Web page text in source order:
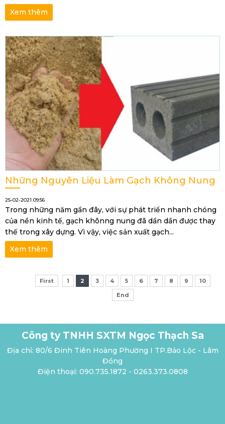
Xem thêm
Những Nguyên Liệu Làm Gạch Không Nung
25-02-2021 09:56
Trong những năm gần đây, với sự phát triển nhanh chóng
của nền kinh tế, gạch khônng nung đã dần dần được thay
thế trong xây dựng. Vì vậy, việc sản xuất gạch...
Xem thêm
First 1 2 3 4 5 6 7 8 9
10
End
Công ty TNHH SXTM Ngọc Thạch Sa
Địa chỉ: 80/6 Đinh Tiên Hoàng Phường I TP.Bảo Lộc - Lâm
Đồng
Điện thoại: 090.735.1872 - 0263.373.0808